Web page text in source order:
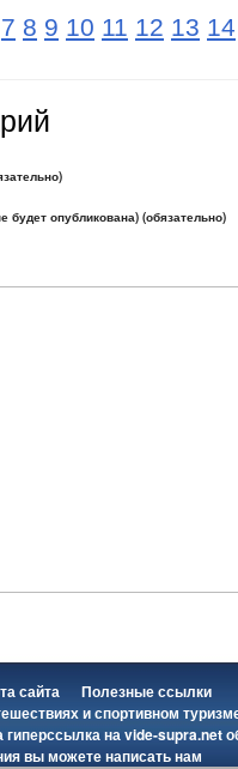
7 8 9 10 11 12 13 14
будет опубликована) (обязательно)
сайта
Полезные ссылки
и спортивном
гиперссылка наvide-supra.net
вы можетенаписать нам